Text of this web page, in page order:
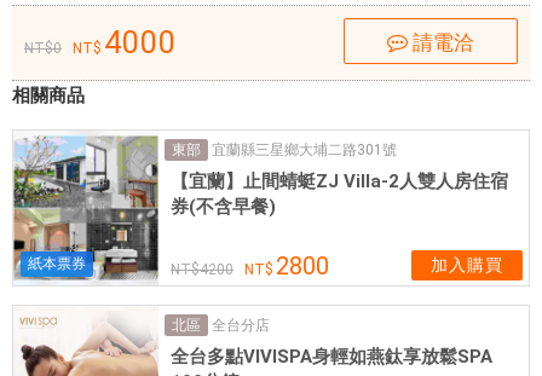
質
業
駕
駛
員
，
個
個
擁
0 4000 請電洽
相關商品
紙本票券
東部 宜蘭縣三星鄉大埔二路301號
【宜蘭】止間蜻蜓ZJ Villa-2人雙人房住宿
券(不含早餐)
4200 2800 加入購買
北區 全台分店
全台多點VIVISPA身輕如燕鈦享放鬆SPA